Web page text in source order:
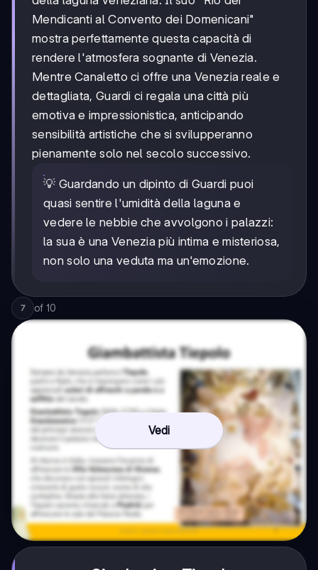
Mendicanti al Convento dei Domenicani"
mostra perfettamente questa capacità di
rendere l'atmosfera sognante di Venezia.
Mentre Canaletto ci offre una Venezia reale e
dettagliata, Guardi ci regala una città più
emotiva e impressionistica, anticipando
sensibilità artistiche che si svilupperanno
pienamente solo nel secolo successivo.
💡 Guardando un dipinto di Guardi puoi
quasi sentire l'umidità della laguna e
vedere le nebbie che avvolgono i palazzi:
la sua è una Venezia più intima e misteriosa,
non solo una veduta ma un'emozione.
7 of 10
Vedi